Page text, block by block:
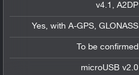
v4.1 , A2DP
Yes, with A-GPS, GLONASS
To be confirmed
microUSB v2.0